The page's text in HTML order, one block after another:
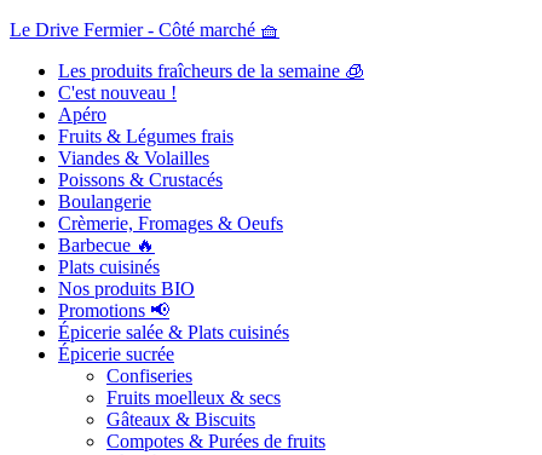
Le Drive Fermier - Côté marché 🧺
Les produits fraîcheurs de la semaine 🧊
C'est nouveau !
Apéro
Fruits & Légumes frais
Viandes & Volailles
Poissons & Crustacés
Boulangerie
Crèmerie, Fromages & Oeufs
Barbecue 🔥
Plats cuisinés
Nos produits BIO
Promotions 📢
Épicerie salée & Plats cuisinés
Épicerie sucrée
Confiseries
Fruits moelleux & secs
Gâteaux & Biscuits
Compotes & Purées de fruits